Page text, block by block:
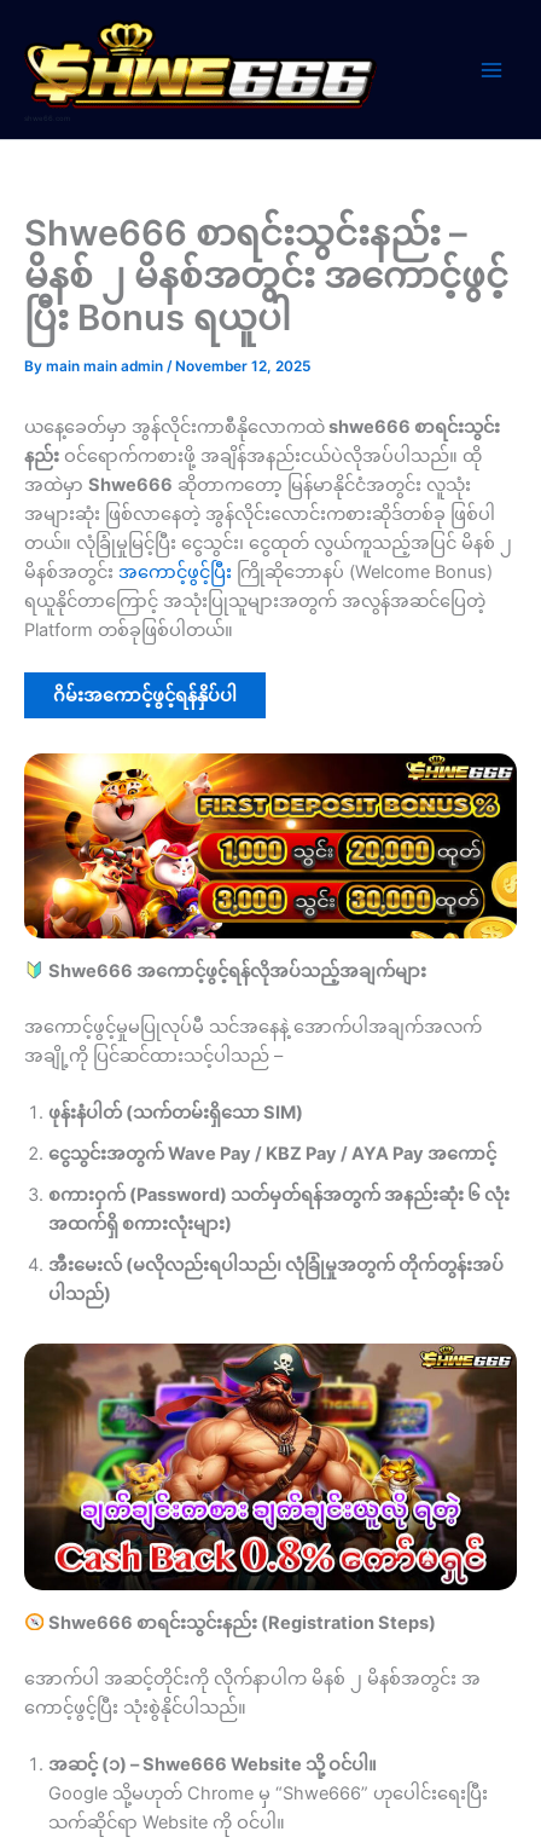
content
shwe66.com
Shwe666 စာရင်းသွင်းနည်း –
မိနစ် ၂ မိနစ်အတွင်း အကောင့်ဖွင့်
ပြီး Bonus ရယူပါ
By main main admin /November 12, 2025
ယနေ့ခေတ်မှာ အွန်လိုင်းကာစီနိုလောကထဲshwe666 စာရင်းသွင်း
နည်း ဝင်ရောက်ကစားဖို့ အချိန်အနည်းငယ်ပဲလိုအပ်ပါသည်။ ထို
အထဲမှာ Shwe666 ဆိုတာကတော့ မြန်မာနိုင်ငံအတွင်း လူသုံး
အများဆုံး ဖြစ်လာနေတဲ့ အွန်လိုင်းလောင်းကစားဆိုဒ်တစ်ခု ဖြစ်ပါ
တယ်။ လုံခြုံမှုမြင့်ပြီး ငွေသွင်း၊ ငွေထုတ် လွယ်ကူသည့်အပြင် မိနစ် ၂
မိနစ်အတွင်း အကောင့်ဖွင့်ပြီး ကြိုဆိုဘောနပ် (Welcome Bonus)
ရယူနိုင်တာကြောင့် အသုံးပြုသူများအတွက် အလွန်အဆင်ပြေတဲ့
Platform တစ်ခုဖြစ်ပါတယ်။
ဂိမ်းအကောင့်ဖွင့်ရန်နှိပ်ပါ
Shwe666 အကောင့်ဖွင့်ရန်လိုအပ်သည့်အချက်များ
အကောင့်ဖွင့်မှုမပြုလုပ်မီ သင်အနေနဲ့ အောက်ပါအချက်အလက်
အချို့ကို ပြင်ဆင်ထားသင့်ပါသည် –
ဖုန်းနံပါတ် (သက်တမ်းရှိသော SIM)
ငွေသွင်းအတွက် Wave Pay / KBZ Pay / AYA Pay အကောင့်
စကားဝှက် (Password) သတ်မှတ်ရန်အတွက် အနည်းဆုံး ၆ လုံး
အထက်ရှိ စကားလုံးများ)
အီးမေးလ် (မလိုလည်းရပါသည်၊ လုံခြုံမှုအတွက် တိုက်တွန်းအပ်
ပါသည်)
Shwe666 စာရင်းသွင်းနည်း (Registration Steps)
အောက်ပါ အဆင့်တိုင်းကို လိုက်နာပါက မိနစ် ၂ မိနစ်အတွင်း အ
ကောင့်ဖွင့်ပြီး သုံးစွဲနိုင်ပါသည်။
အဆင့် (၁) – Shwe666 Website သို့ ဝင်ပါ။
Google သို့မဟုတ် Chrome မှ “Shwe666” ဟုပေါင်းရေးပြီး
သက်ဆိုင်ရာ Website ကို ဝင်ပါ။